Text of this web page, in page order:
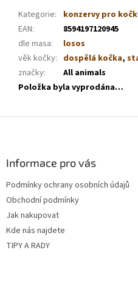
Kategorie:
konzervy pro
EAN:
8594197120945
dle masa:
losos
věk kočky: dospělá kočka,
značky:
All animals
Položka byla vyprodána…
Informace pro vás
Podmínky ochrany osobních údajů
Obchodní podmínky
Jak nakupovat
Kde nás najdete
TIPY A RADY